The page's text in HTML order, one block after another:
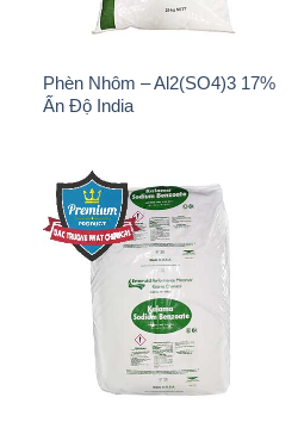
Phèn Nhôm – Al2(SO4)3 17%
Ấn Độ India